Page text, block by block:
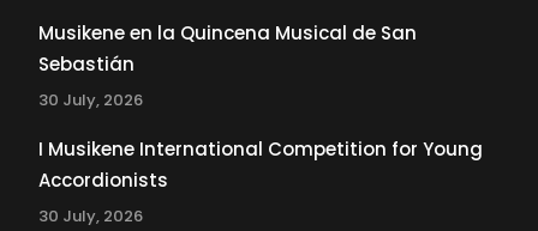
Musikene en la Quincena Musical de San
Sebastián
30 July, 2026
I Musikene International Competition for Young
Accordionists
30 July, 2026